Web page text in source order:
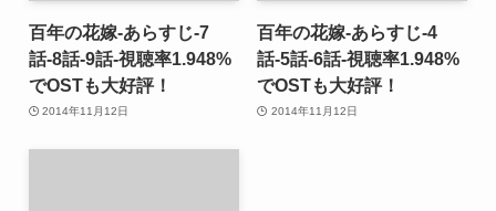
百年の花嫁-あらすじ-7
話-8話-9話-視聴率1.948%
でOSTも大好評！
2014年11月12日
百年の花嫁-あらすじ-4
話-5話-6話-視聴率1.948%
でOSTも大好評！
2014年11月12日